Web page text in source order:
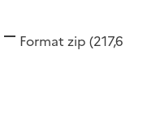
Format zip (217,6